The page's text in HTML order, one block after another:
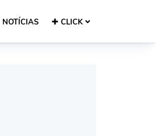
NOTÍCIAS CLICK